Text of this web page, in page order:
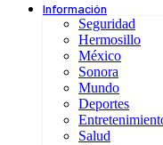
Información
Seguridad
Hermosillo
México
Sonora
Mundo
Deportes
Salud